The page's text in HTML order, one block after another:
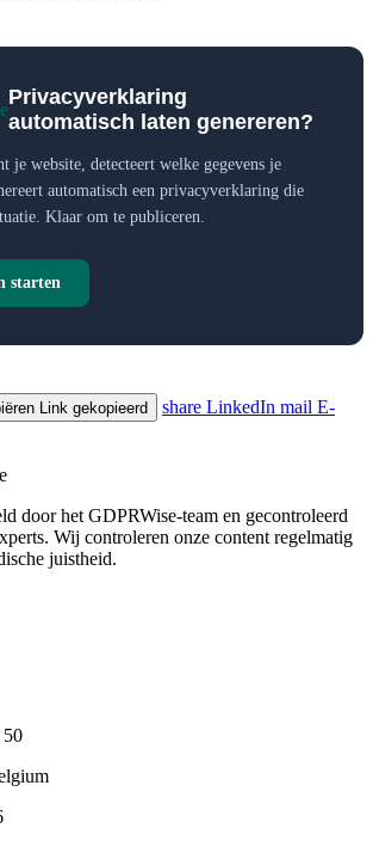
Privacyverklaring
automatisch laten genereren?
je website, detecteert welke gegevens je
automatisch een privacyverklaring die
Klaar om te publiceren.
starten
Link gekopieerd share LinkedIn mail E-
door het GDPRWise-team en gecontroleerd
Wij controleren onze content regelmatig
juistheid.
50